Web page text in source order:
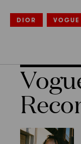
DIOR VOGUE